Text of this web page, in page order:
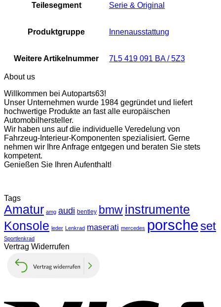
Teilesegment Serie & Original
Produktgruppe Innenausstattung
Weitere Artikelnummer 7L5 419 091 BA / 5Z3
About us
Willkommen bei Autoparts63!
Unser Unternehmen wurde 1984 gegründet und liefert
hochwertige Produkte an fast alle europäischen
Automobilhersteller.
Wir haben uns auf die individuelle Veredelung von
Fahrzeug-Interieur-Komponenten spezialisiert. Gerne
nehmen wir Ihre Anfrage entgegen und beraten Sie stets
kompetent.
Genießen Sie Ihren Aufenthalt!
Tags
Amatur amg audi bentley bmwinstrumente
Konsole leder Lenkrad maserati mercedes porsche set
Sportlenkrad
Vertrag Widerrufen